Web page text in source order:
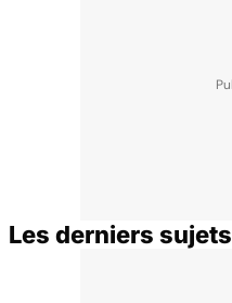
Les derniers sujets